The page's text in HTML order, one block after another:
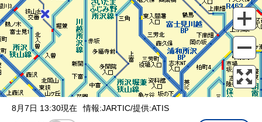
8月7日 13:30現在 情報:JARTIC/提供:ATIS